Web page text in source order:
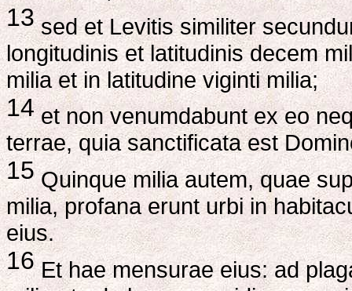
13sed et Levitis similiter
longitudinis et latitudinis decem
milia et in latitudine viginti milia;
14et non venumdabunt ex eo
terrae, quia sanctificata est
15Quinque milia autem, quae
milia, profana erunt urbi in
eius.
16Et hae mensurae eius: ad